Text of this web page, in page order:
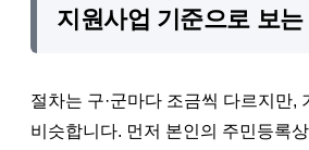
지원사업 기준으로 보는
절차는 구·군마다 조금씩 다르지만,
비슷합니다. 먼저 본인의 주민등록